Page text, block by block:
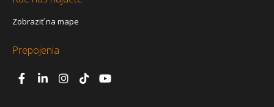
Zobraziť na mape
Prepojenia